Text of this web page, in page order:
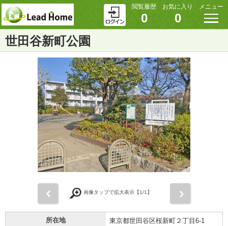
閲覧履歴
0
お気に入り
0
メニュー
世田谷新町公園
画像タップで拡大表示【1/1】
所在地 東京都世田谷区桜新町２丁目6-1